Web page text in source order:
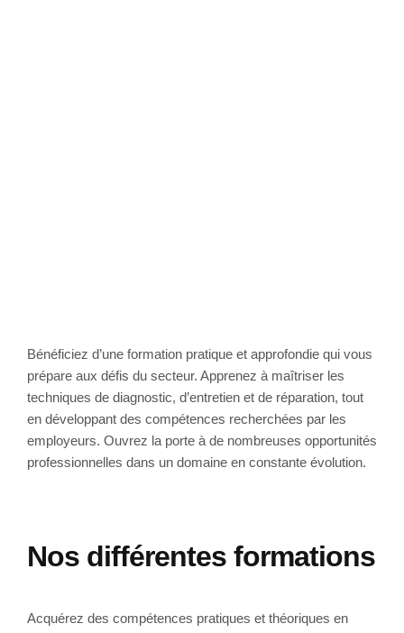
Bénéficiez d’une formation pratique et approfondie qui vous
prépare aux défis du secteur. Apprenez à maîtriser les
techniques de diagnostic, d’entretien et de réparation, tout
en développant des compétences recherchées par les
employeurs. Ouvrez la porte à de nombreuses opportunités
professionnelles dans un domaine en constante évolution.
Nos différentes formations
Acquérez des compétences pratiques et théoriques en